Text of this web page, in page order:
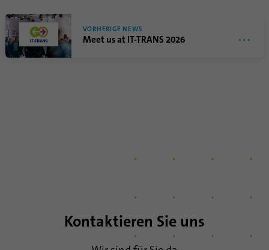
VORHERIGE NEWS
Meet us at IT-TRANS 2026
Kontaktieren Sie uns